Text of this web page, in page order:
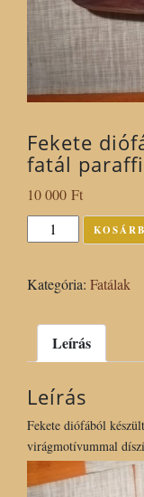
Fekete
fatál
10 000 Ft
Fekete
diófából
egyrészes
paraffinolajjal
kezelve
Kategória: Fatálak
Leírás
Leírás
Fekete diófából
virágmotívummal